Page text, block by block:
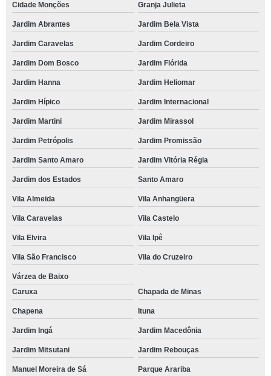
Cidade Monções Granja Julieta
Jardim Abrantes Jardim Bela Vista
Jardim Caravelas Jardim Cordeiro
Jardim Dom Bosco Jardim Flórida
Jardim Hanna Jardim Heliomar
Jardim Hípico Jardim Internacional
Jardim Martini Jardim Mirassol
Jardim Petrópolis Jardim Promissão
Jardim Santo Amaro Jardim Vitória Régia
Jardim dos Estados Santo Amaro
Vila Almeida Vila Anhangüera
Vila Caravelas Vila Castelo
Vila Elvira Vila Ipê
Vila São Francisco Vila do Cruzeiro
Várzea de Baixo
Caruxa
Chapada de Minas
Chapena Ituna
Jardim Ingá Jardim Macedônia
Jardim Mitsutani Jardim Rebouças
Manuel Moreira de Sá Parque Arariba